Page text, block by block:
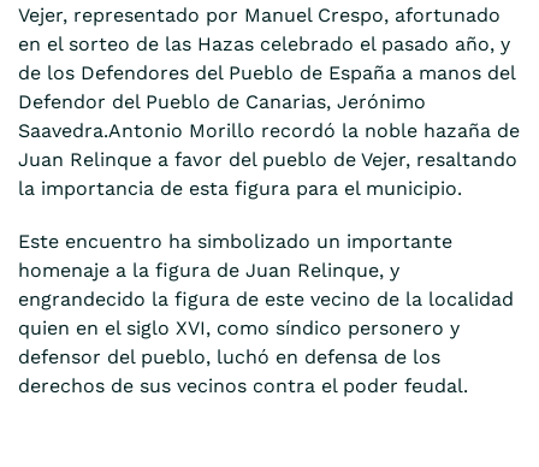
Vejer, representado por Manuel Crespo, afortunado
en el sorteo de las Hazas celebrado el pasado año, y
de los Defendores del Pueblo de España a manos del
Defendor del Pueblo de Canarias, Jerónimo
Saavedra.Antonio Morillo recordó la noble hazaña de
Juan Relinque a favor del pueblo de Vejer, resaltando
la importancia de esta figura para el municipio.
Este encuentro ha simbolizado un importante
homenaje a la figura de Juan Relinque, y
engrandecido la figura de este vecino de la localidad
quien en el siglo XVI, como síndico personero y
defensor del pueblo, luchó en defensa de los
derechos de sus vecinos contra el poder feudal.